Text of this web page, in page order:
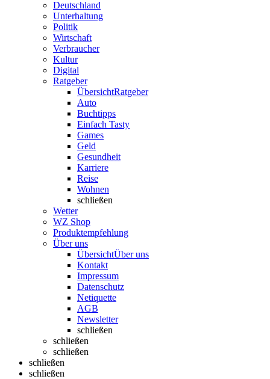
Deutschland
Unterhaltung
Politik
Wirtschaft
Verbraucher
Kultur
Digital
Ratgeber
ÜbersichtRatgeber
Auto
Buchtipps
Einfach Tasty
Games
Geld
Gesundheit
Karriere
Reise
Wohnen
schließen
Wetter
WZ Shop
Produktempfehlung
Über uns
ÜbersichtÜber uns
Kontakt
Impressum
Datenschutz
Netiquette
AGB
Newsletter
schließen
schließen
schließen
schließen
schließen